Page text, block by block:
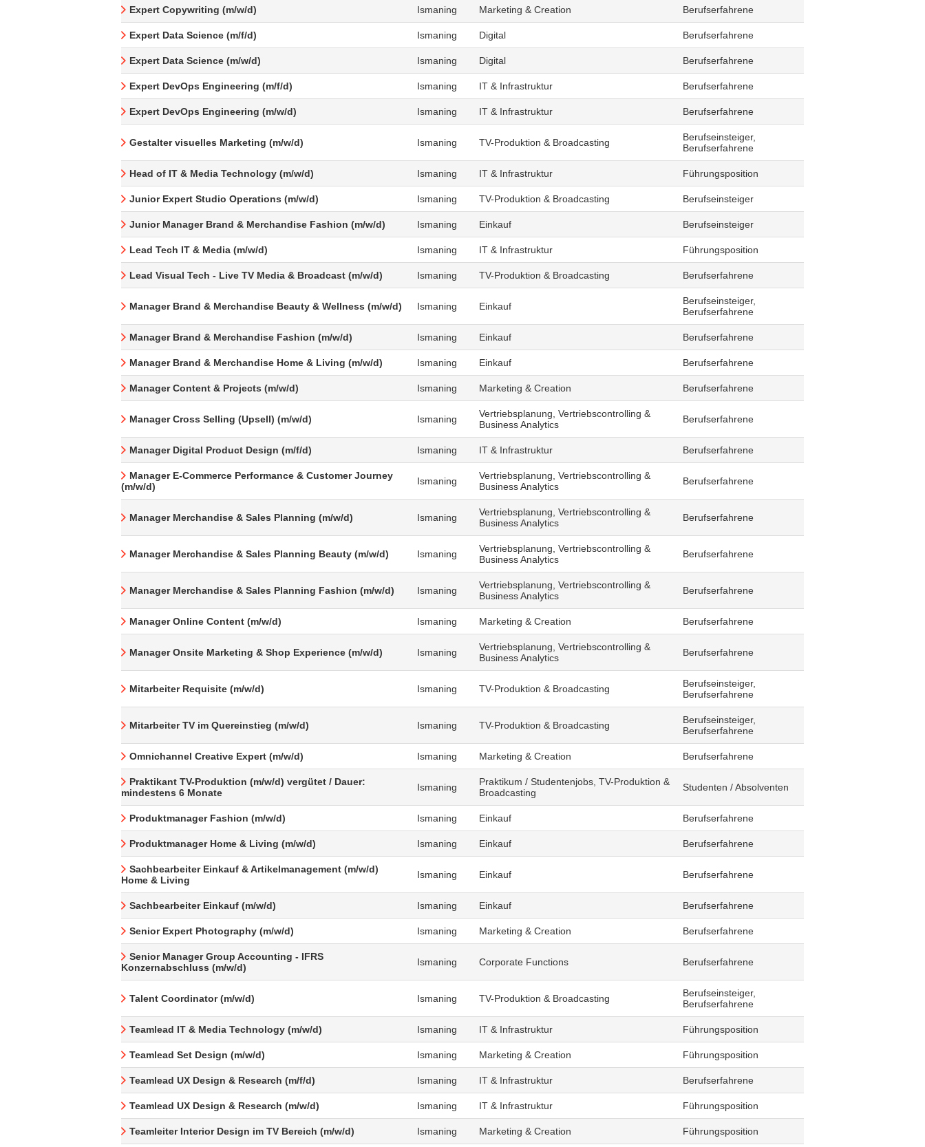
Expert Copywriting (m/w/d) Ismaning Marketing & Creation Berufserfahrene
Expert Data Science (m/f/d) Ismaning Digital Berufserfahrene
Expert Data Science (m/w/d) Ismaning Digital Berufserfahrene
Expert DevOps Engineering (m/f/d) Ismaning IT & Infrastruktur Berufserfahrene
Expert DevOps Engineering (m/w/d) Ismaning IT & Infrastruktur Berufserfahrene
Gestalter visuelles Marketing (m/w/d) Ismaning TV-Produktion & Broadcasting
Berufseinsteiger,
Berufserfahrene
Head of IT & Media Technology (m/w/d) Ismaning IT & Infrastruktur Führungsposition
Junior Expert Studio Operations (m/w/d) Ismaning TV-Produktion & Broadcasting Berufseinsteiger
Junior Manager Brand & Merchandise Fashion (m/w/d) Ismaning Einkauf Berufseinsteiger
Lead Tech IT & Media (m/w/d) Ismaning IT & Infrastruktur Führungsposition
Lead Visual Tech - Live TV Media & Broadcast (m/w/d) Ismaning TV-Produktion & Broadcasting Berufserfahrene
Manager Brand & Merchandise Beauty & Wellness (m/w/d) Ismaning Einkauf
Berufseinsteiger,
Berufserfahrene
Manager Brand & Merchandise Fashion (m/w/d) Ismaning Einkauf Berufserfahrene
Manager Brand & Merchandise Home & Living (m/w/d) Ismaning Einkauf Berufserfahrene
Manager Content & Projects (m/w/d) Ismaning Marketing & Creation Berufserfahrene
Manager Cross Selling (Upsell) (m/w/d) Ismaning
Vertriebsplanung, Vertriebscontrolling &
Business Analytics
Berufserfahrene
Manager Digital Product Design (m/f/d) Ismaning IT & Infrastruktur Berufserfahrene
Manager E-Commerce Performance & Customer Journey
(m/w/d)
Ismaning
Vertriebsplanung, Vertriebscontrolling &
Business Analytics
Berufserfahrene
Manager Merchandise & Sales Planning (m/w/d) Ismaning
Vertriebsplanung, Vertriebscontrolling &
Business Analytics
Berufserfahrene
Manager Merchandise & Sales Planning Beauty (m/w/d) Ismaning
Vertriebsplanung, Vertriebscontrolling &
Business Analytics
Berufserfahrene
Manager Merchandise & Sales Planning Fashion (m/w/d) Ismaning
Vertriebsplanung, Vertriebscontrolling &
Business Analytics
Berufserfahrene
Manager Online Content (m/w/d) Ismaning Marketing & Creation Berufserfahrene
Manager Onsite Marketing & Shop Experience (m/w/d) Ismaning
Vertriebsplanung, Vertriebscontrolling &
Business Analytics
Berufserfahrene
Mitarbeiter Requisite (m/w/d) Ismaning TV-Produktion & Broadcasting
Berufseinsteiger,
Berufserfahrene
Mitarbeiter TV im Quereinstieg (m/w/d) Ismaning TV-Produktion & Broadcasting
Berufseinsteiger,
Berufserfahrene
Omnichannel Creative Expert (m/w/d) Ismaning Marketing & Creation Berufserfahrene
Praktikant TV-Produktion (m/w/d) vergütet / Dauer:
mindestens 6 Monate
Ismaning
Praktikum / Studentenjobs, TV-Produktion &
Broadcasting
Studenten / Absolventen
Produktmanager Fashion (m/w/d) Ismaning Einkauf Berufserfahrene
Produktmanager Home & Living (m/w/d) Ismaning Einkauf Berufserfahrene
Sachbearbeiter Einkauf & Artikelmanagement (m/w/d)
Home & Living
Ismaning Einkauf Berufserfahrene
Sachbearbeiter Einkauf (m/w/d) Ismaning Einkauf Berufserfahrene
Senior Expert Photography (m/w/d) Ismaning Marketing & Creation Berufserfahrene
Senior Manager Group Accounting - IFRS
Konzernabschluss (m/w/d)
Ismaning Corporate Functions Berufserfahrene
Talent Coordinator (m/w/d) Ismaning TV-Produktion & Broadcasting
Berufseinsteiger,
Berufserfahrene
Teamlead IT & Media Technology (m/w/d) Ismaning IT & Infrastruktur Führungsposition
Teamlead Set Design (m/w/d) Ismaning Marketing & Creation Führungsposition
Teamlead UX Design & Research (m/f/d) Ismaning IT & Infrastruktur Berufserfahrene
Teamlead UX Design & Research (m/w/d) Ismaning IT & Infrastruktur Führungsposition
Teamleiter Interior Design im TV Bereich (m/w/d) Ismaning Marketing & Creation Führungsposition